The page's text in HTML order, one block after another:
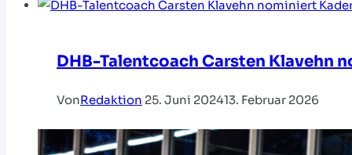
DHB-Talentcoach Carsten Klavehn
VonRedaktion 25. Juni 202413. Februar 2026